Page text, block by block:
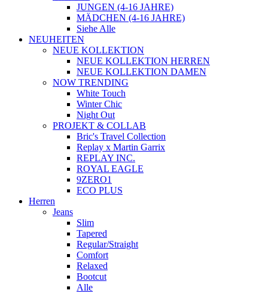
JUNGEN (4-16 JAHRE)
MÄDCHEN (4-16 JAHRE)
Siehe Alle
NEUHEITEN
NEUE KOLLEKTION
NEUE KOLLEKTION HERREN
NEUE KOLLEKTION DAMEN
NOW TRENDING
White Touch
Winter Chic
Night Out
PROJEKT & COLLAB
Bric's Travel Collection
Replay x Martin Garrix
REPLAY INC.
ROYAL EAGLE
9ZERO1
ECO PLUS
Herren
Jeans
Slim
Tapered
Regular/Straight
Comfort
Relaxed
Bootcut
Alle